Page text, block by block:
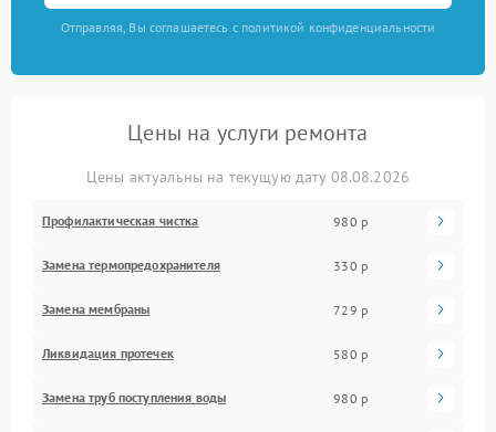
Отправляя, Вы соглашаетесь с политикой конфиденциальности
Цены на услуги ремонта
Цены актуальны на текущую дату 08.08.2026
Профилактическая чистка 980 р
Замена термопредохранителя 330 р
Замена мембраны 729 р
Ликвидация протечек 580 р
Замена труб поступления воды 980 р